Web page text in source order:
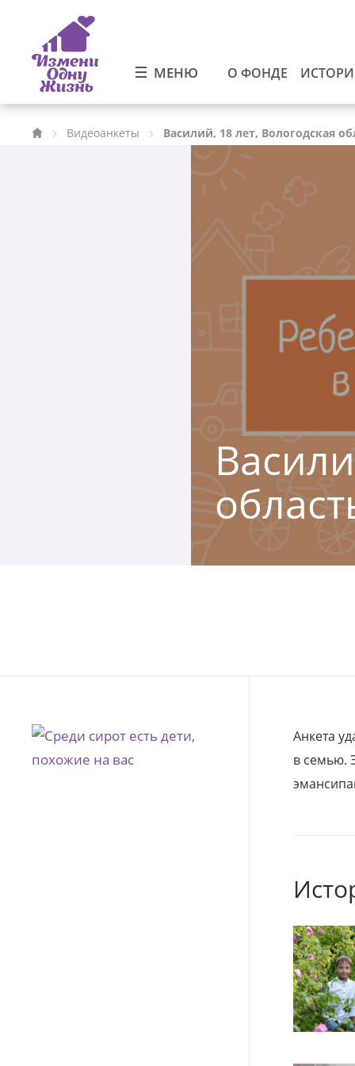
МЕНЮ О ФОНДЕ
Видеоанкеты Василий, 18 лет, Вологодская
Анкета
в семью.